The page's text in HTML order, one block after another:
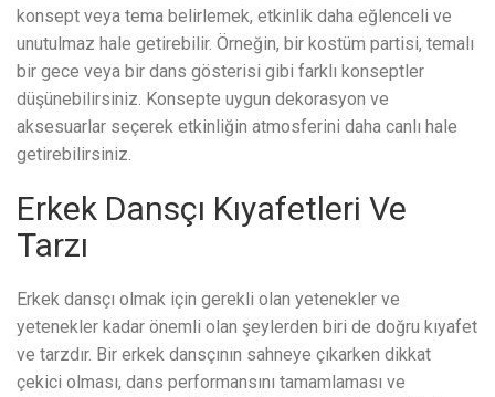
konsept veya tema belirlemek, etkinlik daha eğlenceli ve
unutulmaz hale getirebilir. Örneğin, bir kostüm partisi, temalı
bir gece veya bir dans gösterisi gibi farklı konseptler
düşünebilirsiniz. Konsepte uygun dekorasyon ve
aksesuarlar seçerek etkinliğin atmosferini daha canlı hale
getirebilirsiniz.
Erkek Dansçı Kıyafetleri Ve
Tarzı
Erkek dansçı olmak için gerekli olan yetenekler ve
yetenekler kadar önemli olan şeylerden biri de doğru kıyafet
ve tarzdır. Bir erkek dansçının sahneye çıkarken dikkat
çekici olması, dans performansını tamamlaması ve